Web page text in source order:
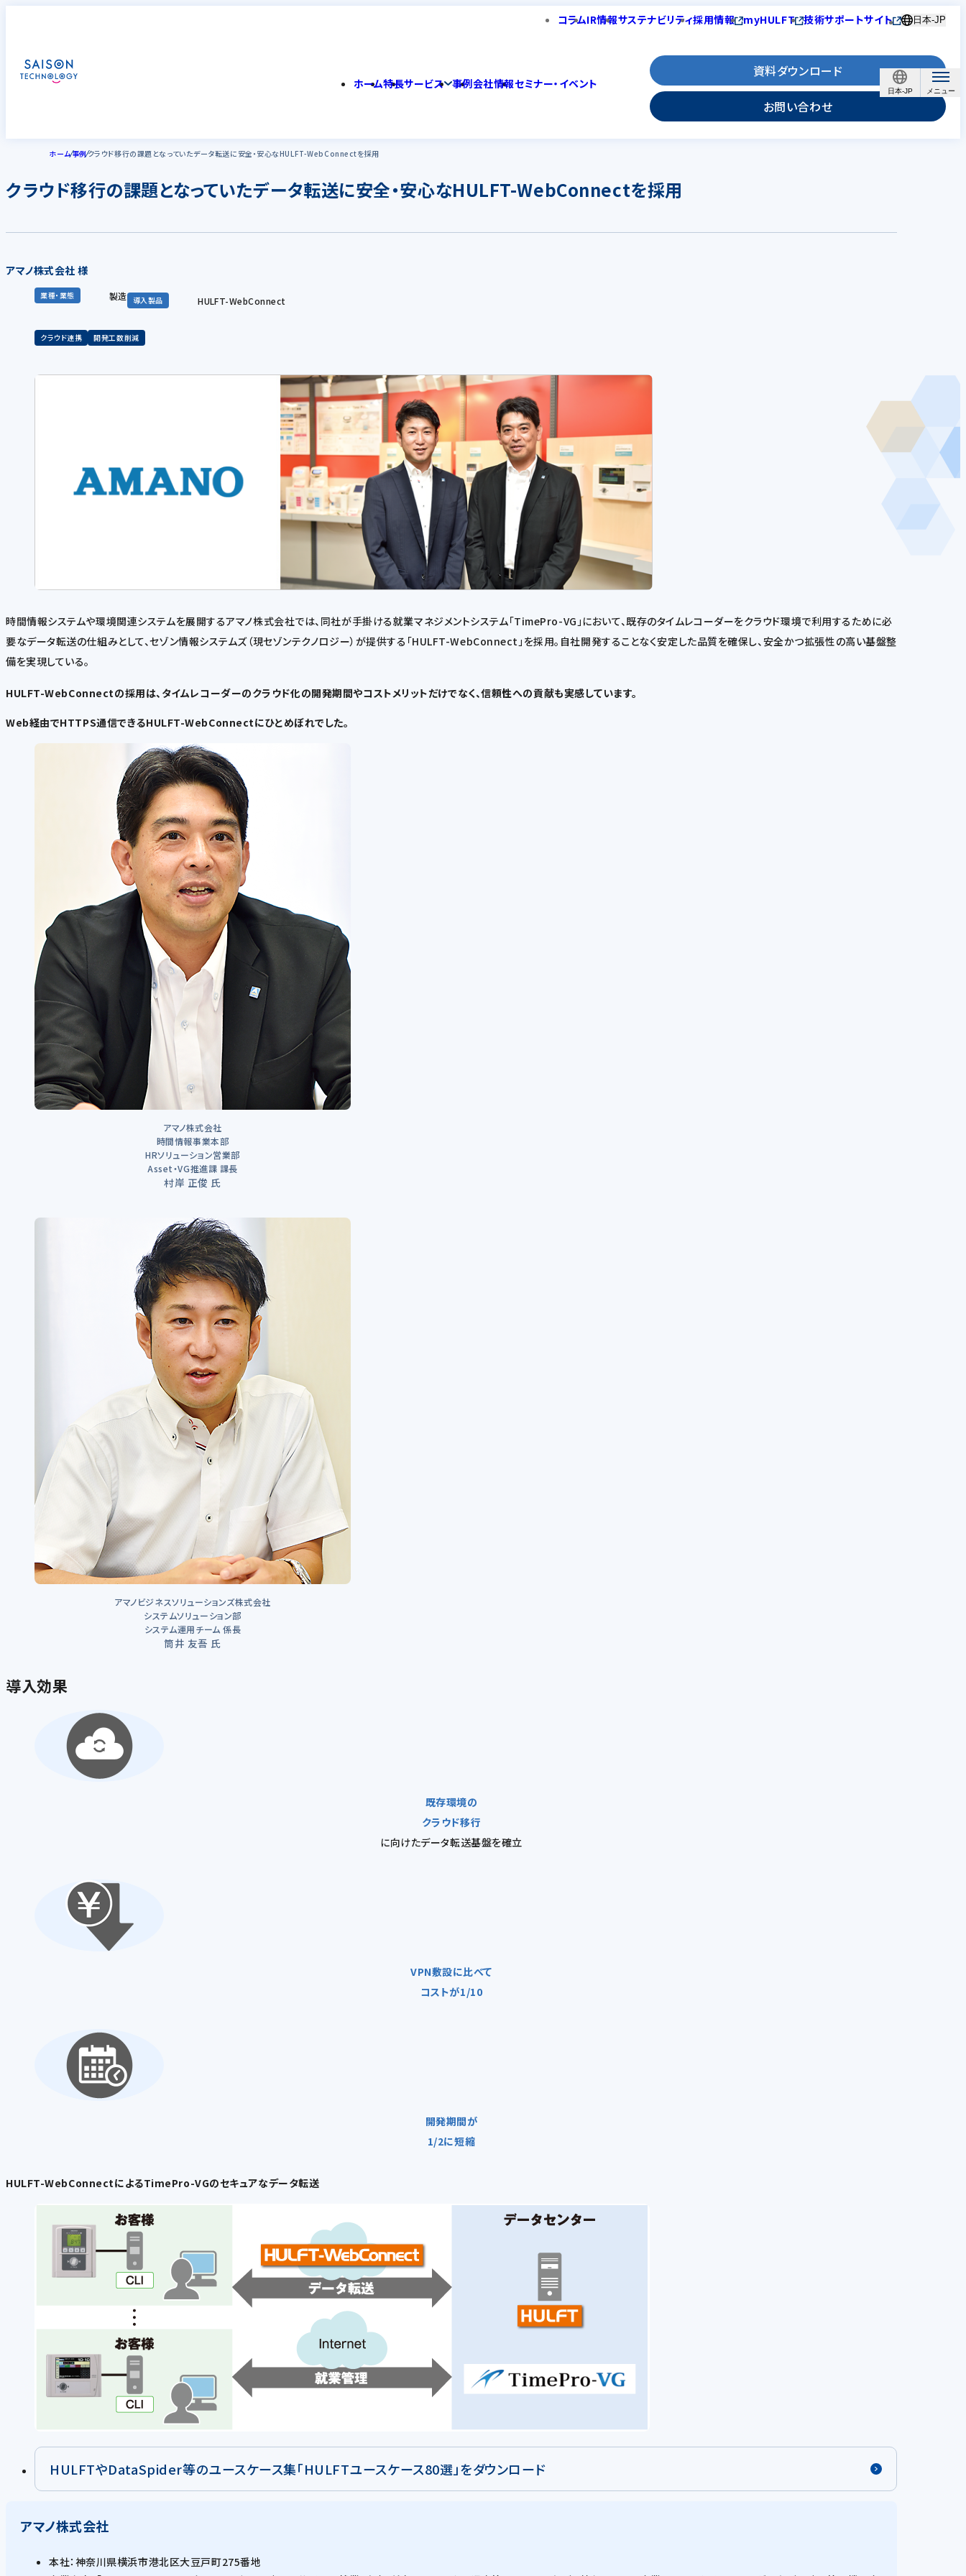
日本-JP
コラムIR情報サステナビリティ採用情報 myHULFT 技術サポートサイト 日本-JP
ホーム特長サービス 事例会社情報セミナー・イベント
資料ダウンロード
お問い合わせ
ホーム事例クラウド移行の課題となっていたデータ転送に安全・安心なHULFT-WebConnectを採用
クラウド移行の課題となっていたデータ転送に安全・安心なHULFT-WebConnectを採用
アマノ株式会社 様
業種・業態 製造 導入製品 HULFT-WebConnect
クラウド連携 開発工数削減
時間情報システムや環境関連システムを展開するアマノ株式会社では、同社が手掛ける就業マネジメントシステム「TimePro-VG」において、既存のタイムレコーダーをクラウド環境で利用するために必
要なデータ転送の仕組みとして、セゾン情報システムズ（現セゾンテクノロジー）が提供する「HULFT-WebConnect」を採用。自社開発することなく安定した品質を確保し、安全かつ拡張性の高い基盤整
備を実現している。
HULFT-WebConnectの採用は、タイムレコーダーのクラウド化の開発期間やコストメリットだけでなく、信頼性への貢献も実感しています。
Web経由でHTTPS通信できるHULFT-WebConnectにひとめぼれでした。
アマノ株式会社
時間情報事業本部
HRソリューション営業部
Asset・VG推進課 課長
村岸 正俊 氏
アマノビジネスソリューションズ株式会社
システムソリューション部
システム運用チーム 係長
筒井 友吾 氏
導入効果
既存環境の
クラウド移行
に向けたデータ転送基盤を確立
VPN敷設に比べて
コストが1/10
開発期間が
1/2に短縮
HULFT-WebConnectによるTimePro-VGのセキュアなデータ転送
HULFTやDataSpider等のユースケース集「HULFTユースケース80選」をダウンロード
アマノ株式会社
本社：神奈川県横浜市港北区大豆戸町275番地